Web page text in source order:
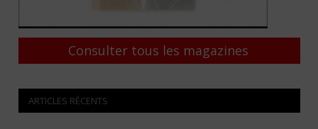
Consulter tous les magazines
ARTICLES RÉCENTS